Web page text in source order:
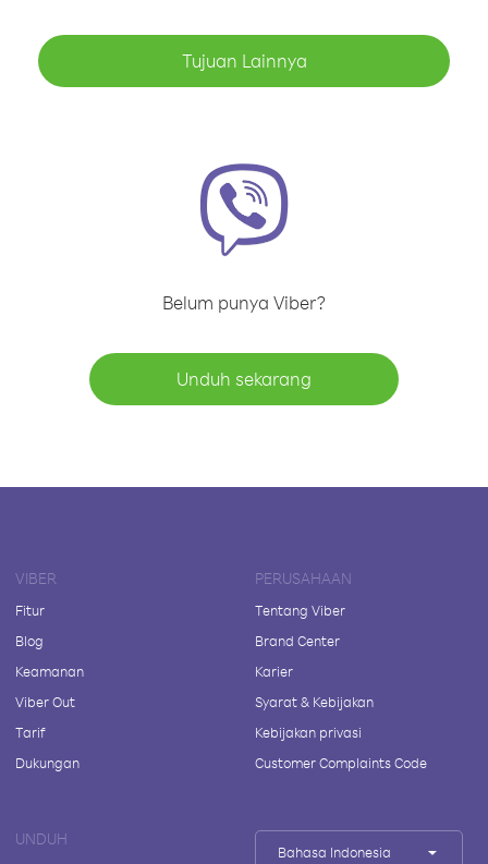
Tujuan Lainnya
Belum punya Viber?
Unduh sekarang
VIBER
Fitur
Blog
Keamanan
Viber Out
Tarif
Dukungan
PERUSAHAAN
Tentang Viber
Brand Center
Karier
Syarat & Kebijakan
Kebijakan privasi
Customer Complaints Code
UNDUH
Bahasa Indonesia